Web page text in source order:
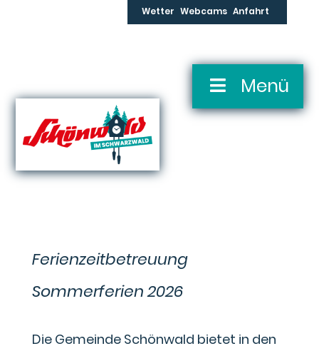
Wetter Webcams Anfahrt
Navigation
Menü
Ferienzeitbetreuung
Sommerferien 2026
Die Gemeinde Schönwald bietet in den